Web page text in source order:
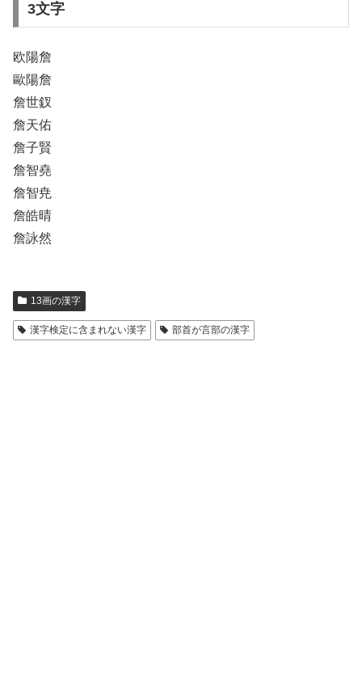
3文字
欧陽詹
歐陽詹
詹世釵
詹天佑
詹子賢
詹智堯
詹智尭
詹皓晴
詹詠然
13画の漢字
漢字検定に含まれない漢字 部首が言部の漢字